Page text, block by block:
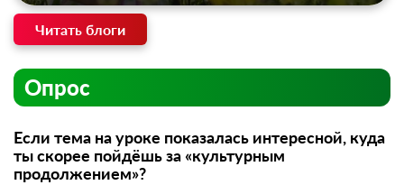
Читать блоги
Опрос
Если тема на уроке показалась интересной, куда
ты скорее пойдёшь за «культурным
продолжением»?